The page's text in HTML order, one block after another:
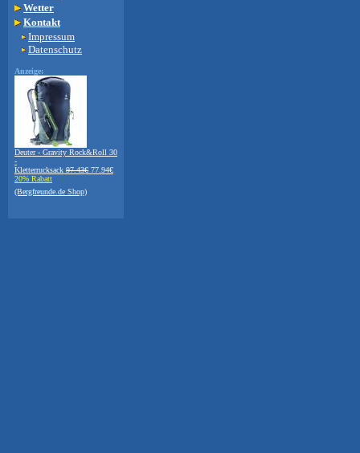
Wetter
Kontakt
Impressum
Datenschutz
Anzeige:
Deuter - Gravity Rock&Roll 30
-
Kletterrucksack 97.43€ 77.94€
20% Rabatt
(Bergfreunde.de Shop)